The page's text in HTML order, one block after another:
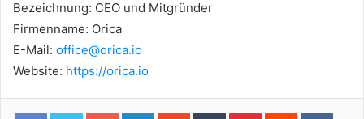
Bezeichnung: CEO und Mitgründer
Firmenname: Orica
E-Mail: office@orica.io
Website: https://orica.io
Google+LinkedInStumbleUpon
TumblrPinterestReddit